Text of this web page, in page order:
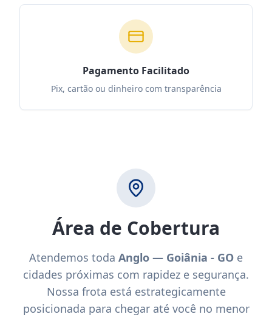
Pagamento Facilitado
Pix, cartão ou dinheiro com transparência
Área de Cobertura
Atendemos toda Anglo — Goiânia - GO e
cidades próximas com rapidez e segurança.
Nossa frota está estrategicamente
posicionada para chegar até você no menor